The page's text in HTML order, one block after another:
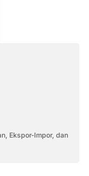
Ekspor-Impor, dan